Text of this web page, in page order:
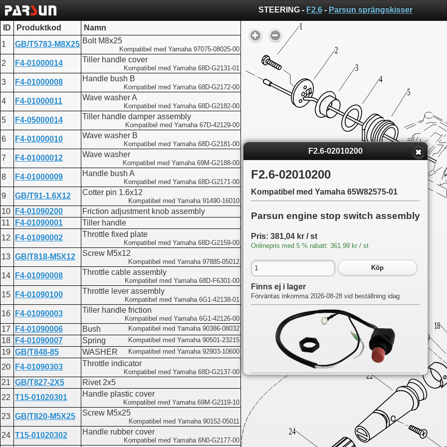
STEERING - F2.6- Parsun sprängskisser
ID Produktkod
Namn
1
GB/T5783-M8X25 Bolt M8x25
Kompatibel med Yamaha 97075-08025-00
2 F4-01000014 Tiller handle cover
Kompatibel med Yamaha 68D-G2131-01
3 F4-01000008 Handle bush B
Kompatibel med Yamaha 68D-G2172-00
4 F4-01000011 Wave washer A
Kompatibel med Yamaha 68D-G2182-00
5 F4-05000014 Tiller handle damper assembly
Kompatibel med Yamaha 67D-42129-00
6 F4-01000010 Wave washer B
Kompatibel med Yamaha 68D-G2181-00
7 F4-01000012 Wave washer
Kompatibel med Yamaha 69M-G2188-00
8 F4-01000009 Handle bush A
Kompatibel med Yamaha 68D-G2171-00
9 GB/T91-1.6X12 Cotter pin 1.6x12
Kompatibel med Yamaha 91490-16010
10 F4-01090200
Friction adjustment knob assembly
11
F4-01090001
Tiller handle
12
F4-01090002 Throttle fixed plate
Kompatibel med Yamaha 68D-G2159-00
13 GB/T818-M5X12 Screw M5x12
Kompatibel med Yamaha 97885-05012
14 F4-01090008 Throttle cable assembly
Kompatibel med Yamaha 68D-F6301-00
15 F4-01090100 Throttle lever assembly
Kompatibel med Yamaha 6G1-42138-01
16 F4-01090003 Tiller handle friction
Kompatibel med Yamaha 6G1-42126-00
17 F4-01090006 Bush Kompatibel med Yamaha 90386-08032
18 F4-01090007 Spring Kompatibel med Yamaha 90501-23215
19 GB/T848-85 WASHER Kompatibel med Yamaha 92903-10600
20 F4-01090303 Throttle indicator
Kompatibel med Yamaha 68D-G2137-00
21 GB/T827-2X5
Rivet 2x5
22 T15-01020301 Handle plastic cover
Kompatibel med Yamaha 69M-G2119-10
23 GB/T820-M5X25 Screw M5x25
Kompatibel med Yamaha 90152-05011
24 T15-01020302 Handle rubber cover
Kompatibel med Yamaha 6N0-G2177-00
F2.6-02010200
F2.6-02010200
Kompatibel med Yamaha 65W82575-01
Parsun engine stop switch assembly
Pris: 381,04 kr / st
Onlinepris med 5 % rabatt: 361,99 kr / st
Köp
Finns ej i lager
Förväntas inkomma 2026-08-28 vid beställning idag
Du hittar delen på följande sidor:
F2.6